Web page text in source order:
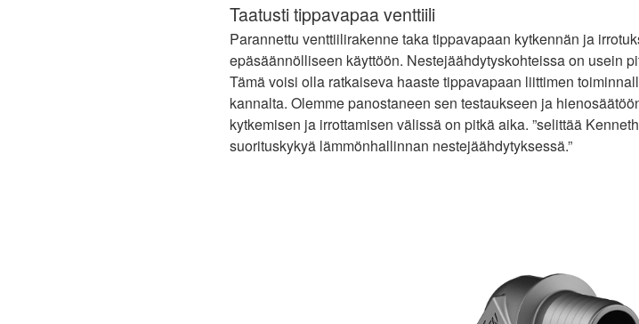
Taatusti tippavapaa venttiili
Parannettu venttiilirakenne taka tippavapaan kytkennän ja
epäsäännölliseen käyttöön. Nestejäähdytyskohteissa on usein
Tämä voisi olla ratkaiseva haaste tippavapaan liittimen
kannalta. Olemme panostaneen sen testaukseen ja
kytkemisen ja irrottamisen välissä on pitkä aika. ”selittää
suorituskykyä lämmönhallinnan nestejäähdytyksessä.”